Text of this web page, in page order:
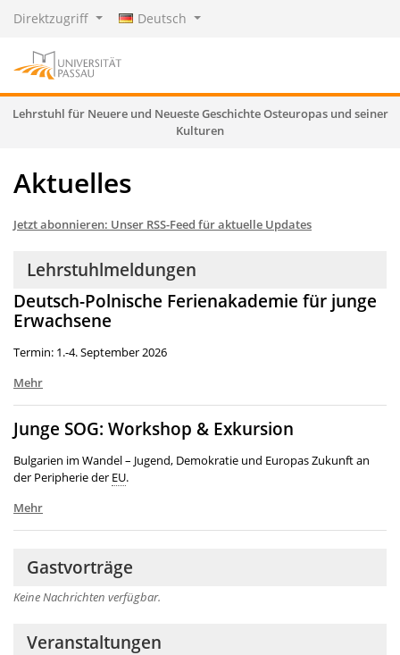
Direktzugriff Deutsch
Lehrstuhl für Neuere und Neueste Geschichte Osteuropas und seiner
Kulturen
Aktuelles
Jetzt abonnieren: Unser RSS-Feed für aktuelle Updates
Lehrstuhlmeldungen
Deutsch-Polnische Ferienakademie für junge
Erwachsene
Termin: 1.-4. September 2026
Mehr
Junge SOG: Workshop & Exkursion
Bulgarien im Wandel – Jugend, Demokratie und Europas Zukunft an
der Peripherie der EU.
Mehr
Gastvorträge
Keine Nachrichten verfügbar.
Veranstaltungen